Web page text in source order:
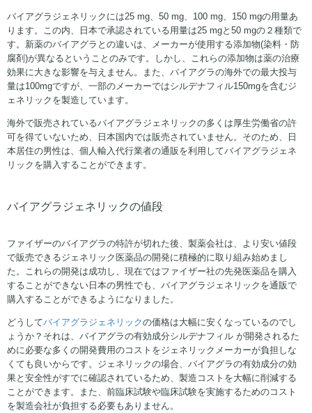
バイアグラジェネリックには25 mg、50 mg、100 mg、150 mgの用量あ
ります。この内、日本で承認されている用量は25 mgと50 mgの２種類で
す。新薬のバイアグラとの違いは、メーカーが使用する添加物(染料・防
腐剤)が異なるということのみです。しかし、これらの添加物は薬の治療
効果に大きな影響を与えません。また、バイアグラの海外での最大投与
量は100mgですが、一部のメーカーではシルデナフィル150mgを含むジ
ェネリックを製造しています。
海外で販売されているバイアグラジェネリックの多くは厚生労働省の許
可を得ていないため、日本国内では販売されていません。そのため、日
本居住の男性は、個人輸入代行業者の通販を利用してバイアグラジェネ
リックを購入することができます。
バイアグラジェネリックの値段
ファイザーのバイアグラの特許が切れた後、製薬会社は、より安い値段
で販売できるジェネリック医薬品の開発に積極的に取り組み始めまし
た。これらの開発は成功し、現在ではファイザー社の先発医薬品を購入
することができない日本の男性でも、バイアグラジェネリックを通販で
購入することができるようになりました。
どうしてバイアグラジェネリックの価格は大幅に安くなっているのでし
ょうか？それは、バイアグラの有効成分シルデナフィル が開発されるた
めに必要な多くの開発費用のコストをジェネリックメーカーが負担しな
くても良いからです。ジェネリックの場合、バイアグラの有効成分の効
果と安全性がすでに確認されているため、製造コストを大幅に削減する
ことができます。また、前臨床試験や臨床試験を実施するためのコスト
を製造会社が負担する必要もありません。